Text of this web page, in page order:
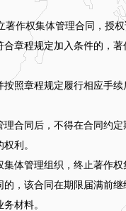
作权集体管理合同，授
章程规定加入条件的，著
照章程规定履行相应手续
合同后，不得在合同约定
利。
体管理组织，终止著作权
，该合同在期限届满前继
材料。